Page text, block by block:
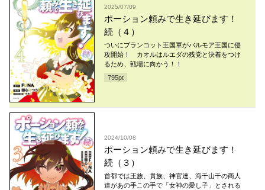
2025/07/09
ポーション頼みで生き延びます！
続（４）
ついにブランコット王国軍がバルモア王国に侵
攻開始！ カオルはルエダの残党と決着をつけ
るため、戦場に向かう！！
795pt
2024/10/08
ポーション頼みで生き延びます！
続（３）
首都では王族、貴族、神官達、海千山千の商人
達があの手この手で「女神の愛し子」とされる